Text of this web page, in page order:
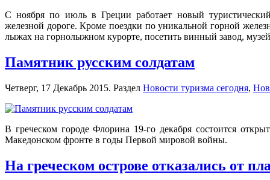
С ноября по июль в Греции работает новый
железной дороге. Кроме поездки по уникальной горной
лыжах на горнолыжном курорте, посетить винный завод,
Памятник русским солдатам
Четверг, 17 Декабрь 2015. Раздел Новости туризма сегодня,
В греческом городе Флорина 19-го декабря состоится
Македонском фронте в годы Первой мировой войны.
На греческом острове отказались от